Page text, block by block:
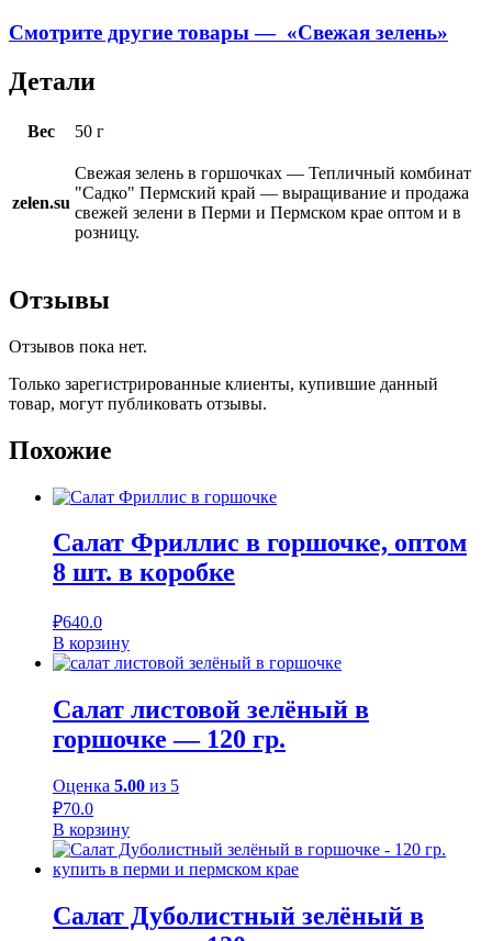
Смотрите другие товары — «Свежая зелень»
Детали
Вес 50 г
zelen.su
Свежая зелень в горшочках — Тепличный комбинат
"Садко" Пермский край — выращивание и продажа
свежей зелени в Перми и Пермском крае оптом и в
розницу.
Отзывы
Отзывов пока нет.
Только зарегистрированные клиенты, купившие данный
товар, могут публиковать отзывы.
Похожие
Салат Фриллис в горшочке, оптом
8 шт. в коробке
₽640.0
В корзину
Салат листовой зелёный в
горшочке — 120 гр.
Оценка 5.00 из 5
₽70.0
В корзину
Салат Дуболистный зелёный в